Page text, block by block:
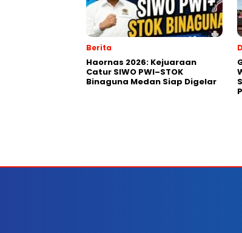
Berita
Haornas 2026: Kejuaraan
Catur SIWO PWI–STOK
Binaguna Medan Siap Digelar